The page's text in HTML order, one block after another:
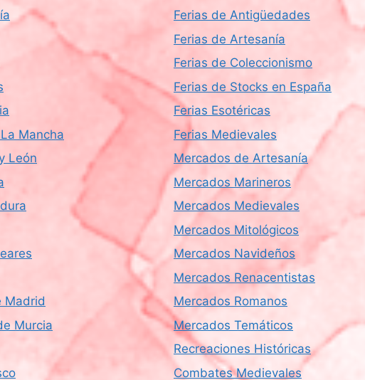
Mancha
León
Madrid
Murcia
Ferias de Antigüedades
Ferias de Artesanía
Ferias de Coleccionismo
Ferias de Stocks en España
Ferias Esotéricas
Ferias Medievales
Mercados de Artesanía
Mercados Marineros
Mercados Medievales
Mercados Mitológicos
Mercados Navideños
Mercados Renacentistas
Mercados Romanos
Mercados Temáticos
Recreaciones Históricas
Combates Medievales